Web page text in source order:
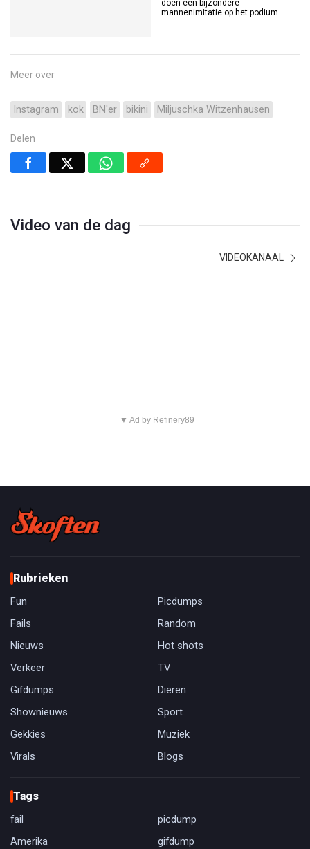
doen een bijzondere
mannenimitatie op het podium
Meer over
Instagram kok BN'er bikini Miljuschka Witzenhausen
Delen
Video van de dag
VIDEOKANAAL
▼ Ad by Refinery89
Rubrieken
Fun
Picdumps
Fails
Random
Nieuws
Hot shots
Verkeer
TV
Gifdumps
Dieren
Shownieuws
Sport
Gekkies
Muziek
Virals
Blogs
Tags
fail
picdump
Amerika
gifdump